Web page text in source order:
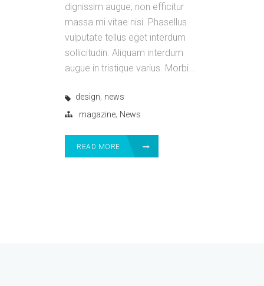
dignissim augue, non efficitur
massa mi vitae nisi. Phasellus
vulputate tellus eget interdum
sollicitudin. Aliquam interdum
augue in tristique varius. Morbi...
design, news
magazine, News
READ MORE